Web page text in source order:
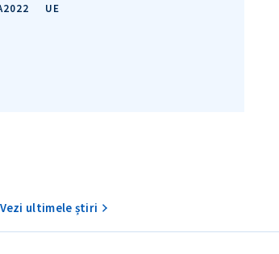
UE
Vezi ultimele știri